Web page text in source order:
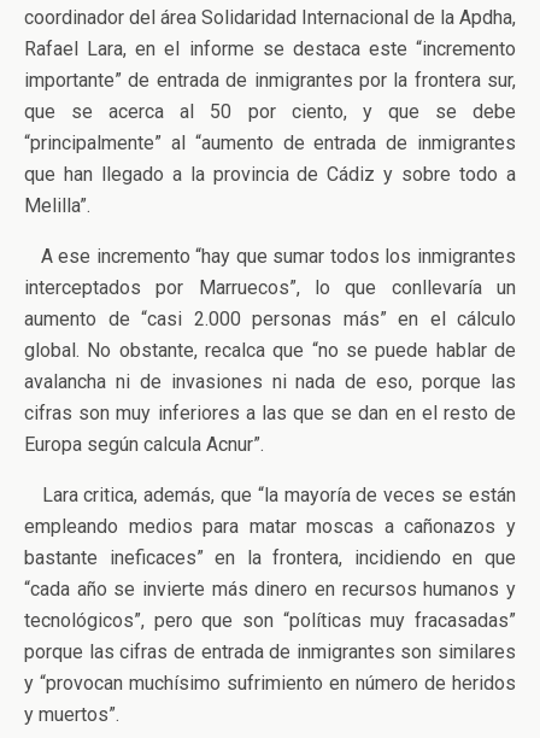
coordinador del área Solidaridad Internacional de la Apdha,
Rafael Lara, en el informe se destaca este “incremento
importante” de entrada de inmigrantes por la frontera sur,
que se acerca al 50 por ciento, y que se debe
“principalmente” al “aumento de entrada de inmigrantes
que han llegado a la provincia de Cádiz y sobre todo a
Melilla”.
A ese incremento “hay que sumar todos los inmigrantes
interceptados por Marruecos”, lo que conllevaría un
aumento de “casi 2.000 personas más” en el cálculo
global. No obstante, recalca que “no se puede hablar de
avalancha ni de invasiones ni nada de eso, porque las
cifras son muy inferiores a las que se dan en el resto de
Europa según calcula Acnur”.
Lara critica, además, que “la mayoría de veces se están
empleando medios para matar moscas a cañonazos y
bastante ineficaces” en la frontera, incidiendo en que
“cada año se invierte más dinero en recursos humanos y
tecnológicos”, pero que son “políticas muy fracasadas”
porque las cifras de entrada de inmigrantes son similares
y “provocan muchísimo sufrimiento en número de heridos
y muertos”.